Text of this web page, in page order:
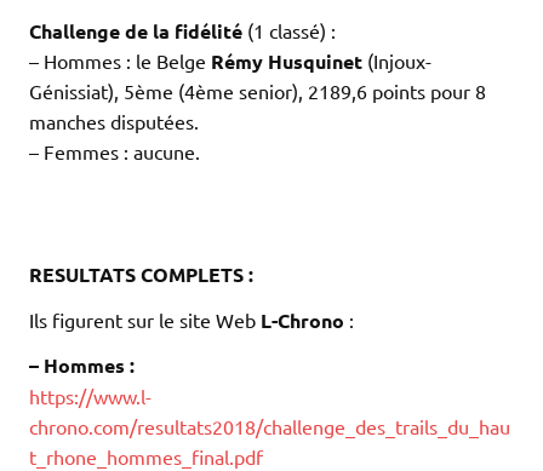
Challenge de la fidélité (1 classé) :
– Hommes : le Belge Rémy Husquinet (Injoux-
Génissiat), 5ème (4ème senior), 2189,6 points pour 8
manches disputées.
– Femmes : aucune.
RESULTATS COMPLETS :
Ils figurent sur le site Web L-Chrono :
– Hommes :
https://www.l-
chrono.com/resultats2018/challenge_des_trails_du_hau
t_rhone_hommes_final.pdf